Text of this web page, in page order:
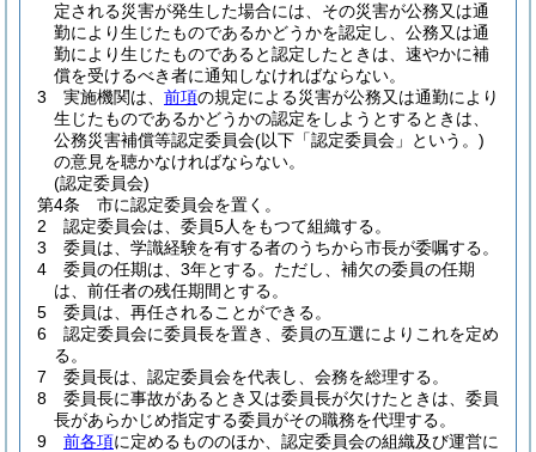
定される災害が発生した場合には、その災害が公務又は通
勤により生じたものであるかどうかを認定し、公務又は通
勤により生じたものであると認定したときは、速やかに補
償を受けるべき者に通知しなければならない。
3
実施機関は、 前項の規定による災害が公務又は通勤により
生じたものであるかどうかの認定をしようとするときは、
公務災害補償等認定委員会(以下「認定委員会」という。)
の意見を聴かなければならない。
(認定委員会)
第4条
市に認定委員会を置く。
2
認定委員会は、委員5人をもつて組織する。
3
委員は、学識経験を有する者のうちから市長が委嘱する。
4
委員の任期は、3年とする。 ただし、補欠の委員の任期
は、前任者の残任期間とする。
5
委員は、再任されることができる。
6
認定委員会に委員長を置き、委員の互選によりこれを定め
る。
7
委員長は、認定委員会を代表し、会務を総理する。
8
委員長に事故があるとき又は委員長が欠けたときは、委員
長があらかじめ指定する委員がその職務を代理する。
9
前各項に定めるもののほか、認定委員会の組織及び運営に